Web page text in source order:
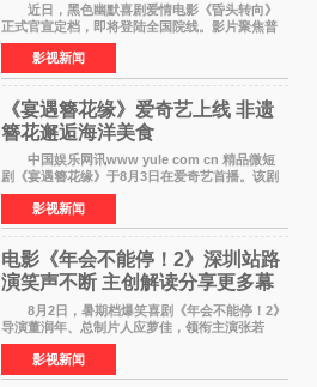
近日，黑色幽默喜剧爱情电影《昏头转向》
正式官宣定档，即将登陆全国院线。影片聚焦普
通人的荒诞生活，以戏谑诙谐的镜头语言、反转
不断的剧情，融合爆笑喜剧与细腻爱情元素，打
造出一部接地气
影视新闻
《宴遇簪花缘》爱奇艺上线 非遗
簪花邂逅海洋美食
中国娱乐网讯www yule com cn 精品微短
剧《宴遇簪花缘》于8月3日在爱奇艺首播。该剧
是泉州荣膺世界美食之都后推出的首部美食主题
文旅微短剧，实力派演员孙茜特别出演簪花非遗
传承人，她曾参演
影视新闻
电影《年会不能停！2》深圳站路
演笑声不断 主创解读分享更多幕
后创作
8月2日，暑期档爆笑喜剧《年会不能停！2》
导演董润年、总制片人应萝佳，领衔主演张若
昀、白客，主演酷酷的滕出席深圳路演，与观众
近距离趣味互动，畅聊创作细节与名场面，一路
笑声不断。影片讲
影视新闻